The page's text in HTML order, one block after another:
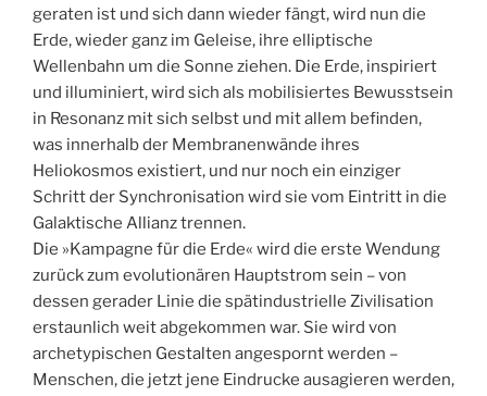
geraten ist und sich dann wieder fängt, wird nun die
Erde, wieder ganz im Geleise, ihre elliptische
Wellenbahn um die Sonne ziehen. Die Erde, inspiriert
und illuminiert, wird sich als mobilisiertes Bewusstsein
in Resonanz mit sich selbst und mit allem befinden,
was innerhalb der Membranenwände ihres
Heliokosmos existiert, und nur noch ein einziger
Schritt der Synchronisation wird sie vom Eintritt in die
Galaktische Allianz trennen.
Die »Kampagne für die Erde« wird die erste Wendung
zurück zum evolutionären Hauptstrom sein – von
dessen gerader Linie die spätindustrielle Zivilisation
erstaunlich weit abgekommen war. Sie wird von
archetypischen Gestalten angespornt werden –
Menschen, die jetzt jene Eindrucke ausagieren werden,